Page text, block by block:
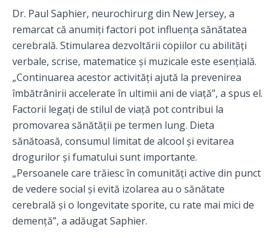
Dr. Paul Saphier, neurochirurg din New Jersey, a
remarcat că anumiți factori pot influența sănătatea
cerebrală. Stimularea dezvoltării copiilor cu abilități
verbale, scrise, matematice și muzicale este esențială.
„Continuarea acestor activități ajută la prevenirea
îmbătrânirii accelerate în ultimii ani de viață”, a spus el.
Factorii legați de stilul de viață pot contribui la
promovarea sănătății pe termen lung. Dieta
sănătoasă, consumul limitat de alcool și evitarea
drogurilor și fumatului sunt importante.
„Persoanele care trăiesc în comunități active din punct
de vedere social și evită izolarea au o sănătate
cerebrală și o longevitate sporite, cu rate mai mici de
demență”, a adăugat Saphier.